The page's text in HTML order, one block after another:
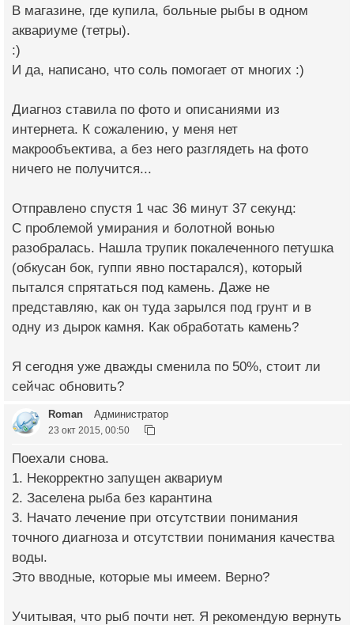
В магазине, где купила, больные рыбы в одном
аквариуме (тетры).
:)
И да, написано, что соль помогает от многих :)
Диагноз ставила по фото и описаниями из
интернета. К сожалению, у меня нет
макрообъектива, а без него разглядеть на фото
ничего не получится...
Отправлено спустя 1 час 36 минут 37 секунд:
С проблемой умирания и болотной вонью
разобралась. Нашла трупик покалеченного петушка
(обкусан бок, гуппи явно постарался), который
пытался спрятаться под камень. Даже не
представляю, как он туда зарылся под грунт и в
одну из дырок камня. Как обработать камень?
Я сегодня уже дважды сменила по 50%, стоит ли
сейчас обновить?
Roman Администратор
23 окт 2015, 00:50
Поехали снова.
1. Некорректно запущен аквариум
2. Заселена рыба без карантина
3. Начато лечение при отсутствии понимания
точного диагноза и отсутствии понимания качества
воды.
Это вводные, которые мы имеем. Верно?
Учитывая, что рыб почти нет. Я рекомендую вернуть